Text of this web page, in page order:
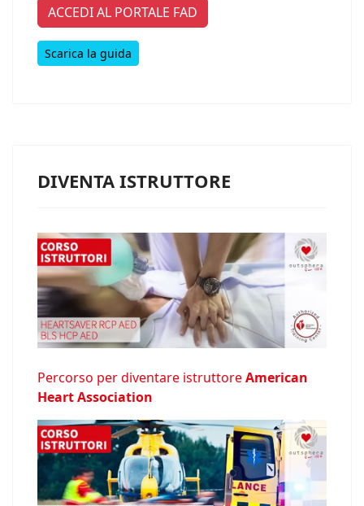
ACCEDI AL PORTALE FAD
Scarica la guida
DIVENTA ISTRUTTORE
Percorso per diventare istruttoreAmerican
Heart Association